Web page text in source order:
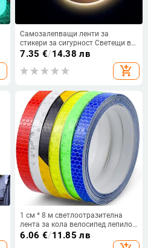
Самозалепващи ленти за
стикери за сигурност Светещи в
тъмното Светещи флуоресцентни
стикер Консумативи за сигурност
Стикер за аларма
7.35 €/14.38 лв
add_shopping_cart
1 см * 8 м светлоотразителна
лента за кола велосипед лепило
стикер велосипед колоездене
MTB флуоресцентен мотоциклет
6.06 €/11.85 лв